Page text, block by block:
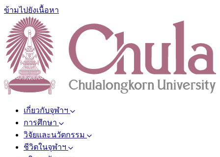
ข้ามไปยังเนื้อหา
เกี่ยวกับจุฬาฯ
การศึกษา
วิจัยและนวัตกรรม
ชีวิตในจุฬาฯ